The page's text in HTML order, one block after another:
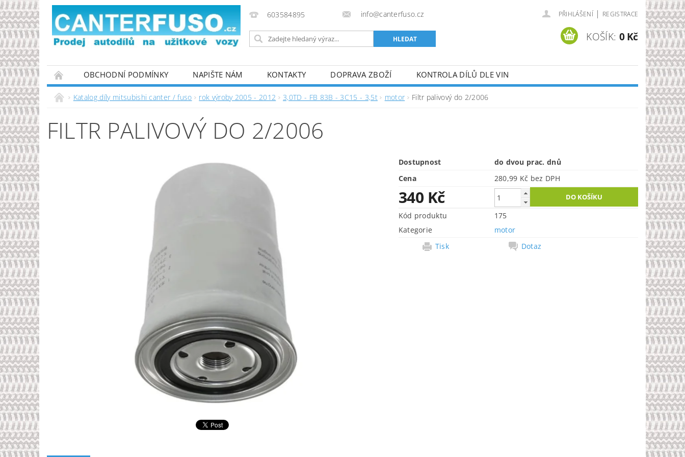
603584895 info@canterfuso.cz PŘIHLÁŠENÍ | REGISTRACE
KOŠÍK: 0 Kč
OBCHODNÍ PODMÍNKY NAPIŠTE NÁM KONTAKTY DOPRAVA ZBOŽÍ
KONTROLA DÍLŮ DLE VIN
PODMÍNKY OCHRANY OSOBNÍCH ÚDAJŮ
Katalog díly mitsubishi canter / fuso rok výroby 2005 - 2012 3,0TD - FB 83B - 3C15 - 3,5t motor Filtr palivový do 2/2006
FILTR PALIVOVÝ DO 2/2006
Dostupnost
do dvou prac. dnů
Cena
280,99 Kč bez DPH
340 Kč
Kód produktu
175
Kategorie
motor
Tisk
Dotaz